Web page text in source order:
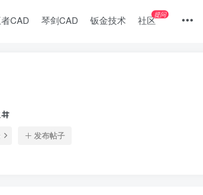
CAD 琴剑CAD 钣金技术 社区提问
发布帖子